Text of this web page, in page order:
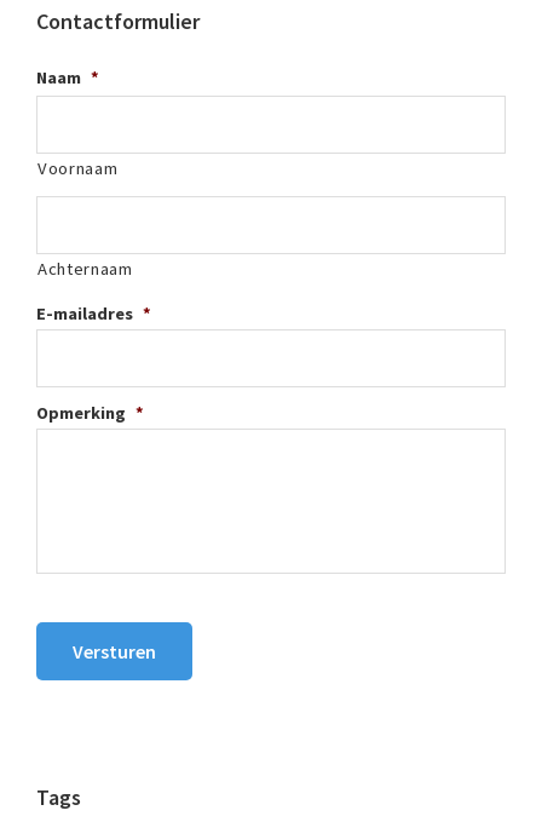
Contactformulier
Naam *
Voornaam
Achternaam
E-mailadres *
Opmerking *
Versturen
Tags